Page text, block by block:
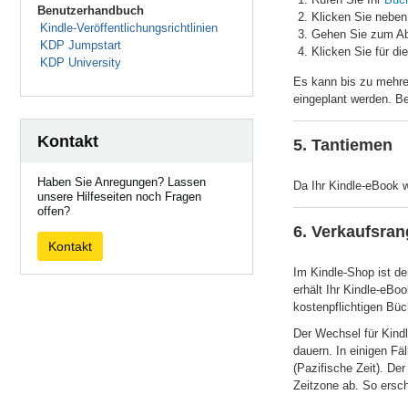
Benutzerhandbuch
Kindle-Veröffentlichungsrichtlinien
KDP Jumpstart
KDP University
Kontakt
Haben Sie Anregungen? Lassen
unsere Hilfeseiten noch Fragen
offen?
Kontakt
Klicken Sie
Gehen Sie zum
Klicken Sie für
Es kann bis zu
eingeplant werden.
5. Tantiemen
Da Ihr Kindle-eBook
6.
Im Kindle-Shop ist
erhält Ihr Kindle-
kostenpflichtigen
Der Wechsel für
dauern. In einigen
(Pazifische Zeit).
Zeitzone ab. So